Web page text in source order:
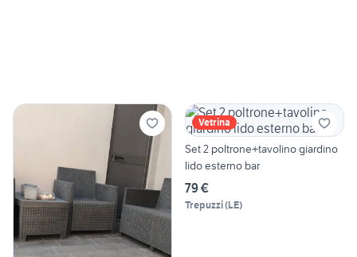
Vetrina
Set 2 poltrone+tavolino giardino
lido esterno bar
79 €
Trepuzzi(LE)